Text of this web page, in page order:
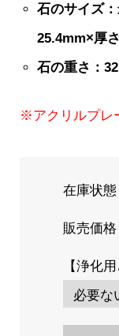
石のサイズ
25.4mm×厚
石の重さ：
※アクリルプレ
在庫状
販売価格
【浄化